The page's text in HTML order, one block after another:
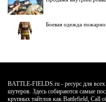
Боевая одежда
BATTLE-FIELDS.ru - ресурс для
шутеров. Здесь собираются самые
крупных тайтлов как Battlefield, Call